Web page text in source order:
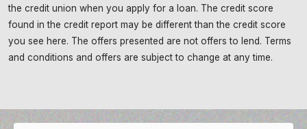
the credit union when you apply for a loan. The credit score
found in the credit report may be different than the credit score
you see here. The offers presented are not offers to lend. Terms
and conditions and offers are subject to change at any time.